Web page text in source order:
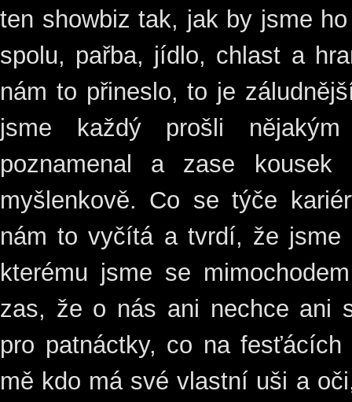
ten showbiz tak, jak by jsme
spolu, pařba, jídlo, chlast a
nám to přineslo, to je
jsme každý prošli
poznamenal a zase kousek
myšlenkově. Co se týče
nám to vyčítá a tvrdí, že jsme
kterému jsme se
zas, že o nás ani nechce ani
pro patnáctky, co na
mě kdo má své vlastní uši a